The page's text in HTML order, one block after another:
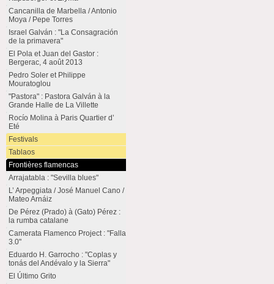
Cancanilla de Marbella / Antonio
Moya / Pepe Torres
Israel Galván : "La Consagración
de la primavera"
El Pola et Juan del Gastor :
Bergerac, 4 août 2013
Pedro Soler et Philippe
Mouratoglou
"Pastora" : Pastora Galván à la
Grande Halle de La Villette
Rocío Molina à Paris Quartier d’
Eté
Festivals
Tablaos
Frontières flamencas
Arrajatabla : "Sevilla blues"
L’ Arpeggiata / José Manuel Cano /
Mateo Arnáiz
De Pérez (Prado) à (Gato) Pérez :
la rumba catalane
Camerata Flamenco Project : "Falla
3.0"
Eduardo H. Garrocho : "Coplas y
tonás del Andévalo y la Sierra"
El Último Grito